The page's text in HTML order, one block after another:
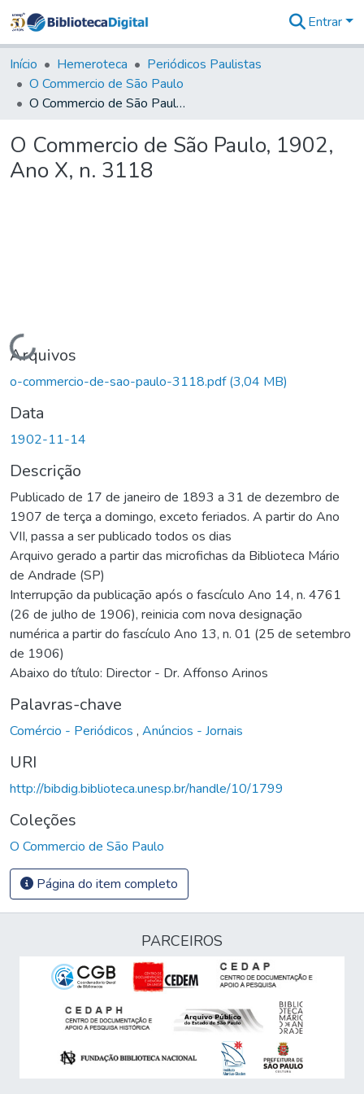
&
Coleções
Tudo na
Biblioteca
Estatísticas
Entrar
Início Hemeroteca
Periódicos Paulistas
O Commercio de São Paulo
O Commercio de São Paulo, 1902, Ano X, n. 3118
O Commercio de São Paulo, 1902,
Ano X, n. 3118
Carregando...
Arquivos
o-commercio-de-sao-paulo-3118.pdf(3,04 MB)
Data
1902-11-14
Descrição
Publicado de 17 de janeiro de 1893 a 31 de dezembro de
1907 de terça a domingo, exceto feriados. A partir do Ano
VII, passa a ser publicado todos os dias
Arquivo gerado a partir das microfichas da Biblioteca Mário
de Andrade (SP)
Interrupção da publicação após o fascículo Ano 14, n. 4761
(26 de julho de 1906), reinicia com nova designação
numérica a partir do fascículo Ano 13, n. 01 (25 de setembro
de 1906)
Abaixo do título: Director - Dr. Affonso Arinos
Palavras-chave
Comércio - Periódicos , Anúncios - Jornais
URI
http://bibdig.biblioteca.unesp.br/handle/10/1799
Coleções
O Commercio de São Paulo
Página do item completo
PARCEIROS